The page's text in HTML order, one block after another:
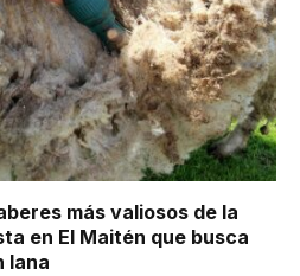
más valiosos de la
en El Maitén que busca
lana